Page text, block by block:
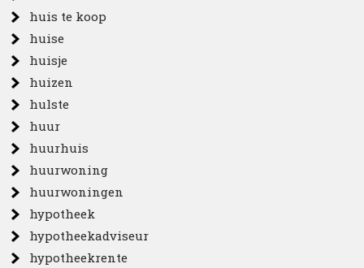
huis te koop
huise
huisje
huizen
hulste
huur
huurhuis
huurwoning
huurwoningen
hypotheek
hypotheekadviseur
hypotheekrente